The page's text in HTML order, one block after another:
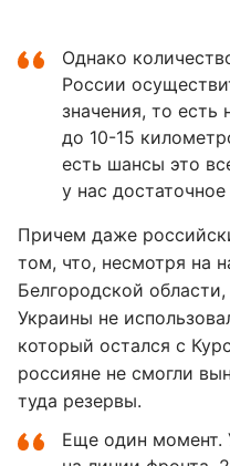
Однако
России
значения, то есть
до 10-15
есть шансы это
у нас
Причем даже
том, что, несмотря на
Белгородской
Украины не
который остался с
россияне не смогли
туда резервы.
Еще один момент.